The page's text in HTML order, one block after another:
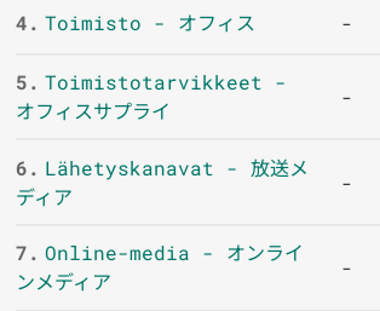
4. Toimisto - オフィス -
5. Toimistotarvikkeet -
オフィスサプライ
-
6. Lähetyskanavat - 放送メ
ディア
-
7. Online-media - オンライ
ンメディア
-